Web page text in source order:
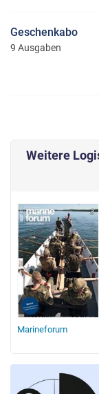
Geschenkabo
9 Ausgaben
Weitere
Marineforum